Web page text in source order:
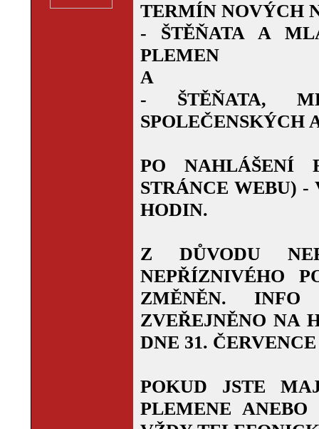
TERMÍN NOVÝCH
- ŠTĚŇATA A
PLEMEN
A
- ŠTĚŇATA,
SPOLEČENSKÝCH
PO NAHLÁŠENÍ
STRÁNCE WEBU) -
HODIN.
Z DŮVODU
NEPŘÍZNIVÉHO
ZMĚNĚN.
ZVEŘEJNĚNO NA
DNE 31.
POKUD JSTE
PLEMENE